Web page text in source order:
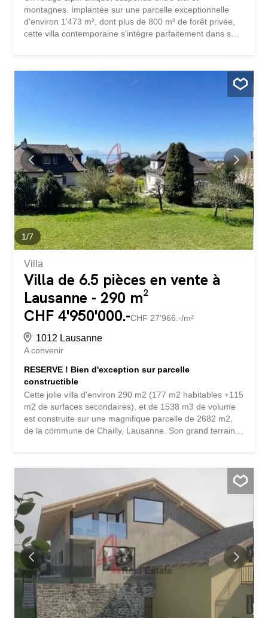
montagnes. Implantée sur une parcelle exceptionnelle
d'environ 1'473 m², dont plus de 800 m² de forêt privée,
cette villa contemporaine s'intègre parfaitement dans son
Développée sur trois niveaux, la villa propose environ 200
m² habitables aux volumes généreux et baignés de
panoramique spectaculaire sur les montagnes
environnantes. Chaque pièce a été pensée pour profiter
pleinement du paysage, été comme hiver. La suite
parentale bénéficie de sa propre terrasse privative avec
jacuzzi, offrant un espace intime et privilégié face aux
Alpes. Pensée comme un...
1/7
Villa
Villa de 6.5 pièces en vente à
Lausanne - 290 m²
CHF 4'950'000.-CHF 27'966.-/m²
1012 Lausanne
A convenir
RESERVE ! Bien d'exception sur parcelle
constructible
Cette jolie villa d'environ 290 m2 (177 m2 habitables +115
m2 de surfaces secondaires), et de 1538 m3 de volume
est construite sur une magnifique parcelle de 2682 m2,
de la commune de Chailly, Lausanne. Son grand terrain
construite en 1935 et totalement rénovée en 2008, est
parfaitement entretenue et jouit d'une vue lac dégagée
sur le lac. Les pièces sont réparties comme suit : Rez - un
hall d'entrée accueillant - une cuisine ouverte sur un
salon-salle à manger lumineux, grande salle de jeux ou
bureau attenant. - un balcon-terrasse Etage - Master
room et salle de douche attenante - 3 chambres, dont
une avec balcon-terrasse vue lac - Une salle de bain
complète, baignoire et double-vasque Sous-sol - Entrée
séparée pour un éventuel studio - Cuisine - Cave et
rangements - Sauna Chauffage au gaz avec panneaux
solaires Garage...